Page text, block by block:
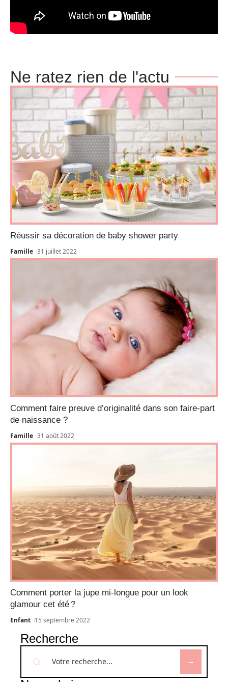
Ne ratez rien de l'actu
Réussir sa décoration de baby shower party
Famille 31 juillet 2022
Comment faire preuve d’originalité dans son faire-part
de naissance ?
Famille 31 août 2022
Comment porter la jupe mi-longue pour un look
glamour cet été ?
Enfant 15 septembre 2022
Recherche